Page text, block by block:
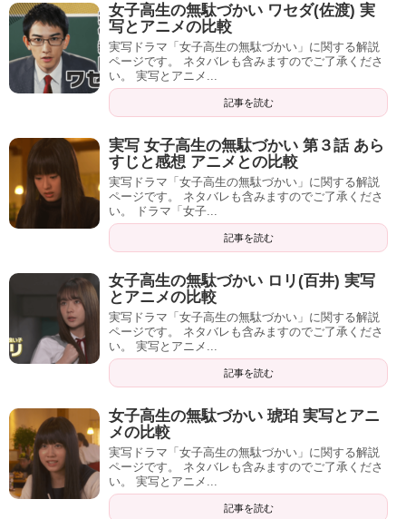
女子高生の無駄づかい ワセダ(佐渡) 実
写とアニメの比較
実写ドラマ「女子高生の無駄づかい」に関する解説
ページです。 ネタバレも含みますのでご了承くださ
い。 実写とアニメ...
記事を読む
実写 女子高生の無駄づかい 第３話 あら
すじと感想 アニメとの比較
実写ドラマ「女子高生の無駄づかい」に関する解説
ページです。 ネタバレも含みますのでご了承くださ
い。 ドラマ「女子...
記事を読む
女子高生の無駄づかい ロリ(百井) 実写
とアニメの比較
実写ドラマ「女子高生の無駄づかい」に関する解説
ページです。 ネタバレも含みますのでご了承くださ
い。 実写とアニメ...
記事を読む
女子高生の無駄づかい 琥珀 実写とアニ
メの比較
実写ドラマ「女子高生の無駄づかい」に関する解説
ページです。 ネタバレも含みますのでご了承くださ
い。 実写とアニメ...
記事を読む